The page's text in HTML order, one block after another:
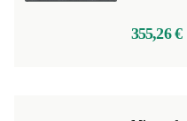
355,26 €